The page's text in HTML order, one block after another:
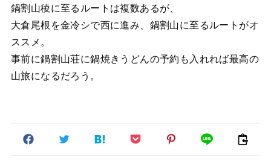
鍋割山稜に至るルートは複数あるが、
大倉尾根を金冷シで西に進み、鍋割山に至るルートがオ
ススメ。
事前に鍋割山荘に鍋焼きうどんの予約も入れれば最高の
山旅になるだろう。